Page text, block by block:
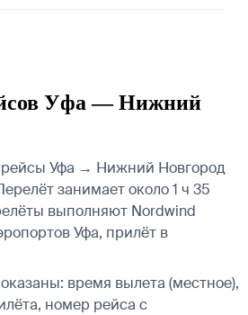
Уфа — Нижний
Уфа → Нижний Новгород
занимает около 1 ч 35
выполняют Nordwind
Уфа, прилёт в
время вылета (местное),
номер рейса с